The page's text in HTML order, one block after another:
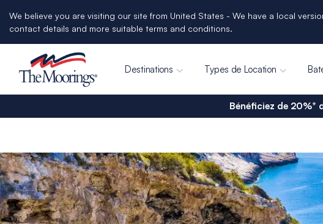
We believe you are visiting our site from United States - We have a local
contact details and more suitable terms and conditions.
Destinations Types de Location
Bénéficiez de 20%*